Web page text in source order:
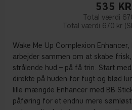
535 KR
670 kr
Wake Me Up Complexion
arbejder sammen om at skabe
strålende hud – på få trin. Start
direkte på huden for fugt og blød
lille mængde Enhancer med BB
påføring for et endnu mere